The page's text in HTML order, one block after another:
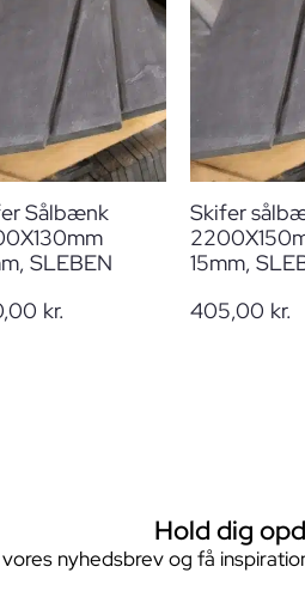
Tykkelse
Sålbænk
SLEBEN
kr.
Skifer
15mm,
405,00 kr.
Hold dig
nyhedsbrev og få